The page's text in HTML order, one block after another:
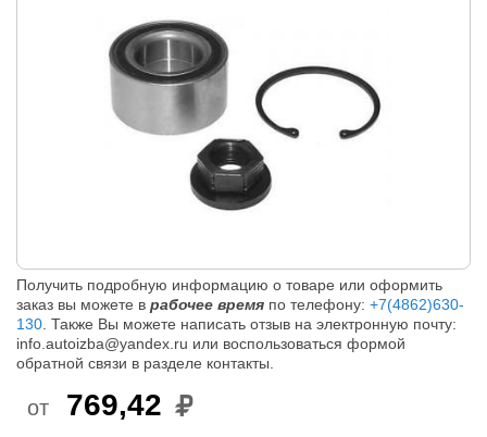
Получить подробную информацию о товаре или оформить
заказ вы можете в рабочее время по телефону: +7(4862)630-
130 . Также Вы можете написать отзыв на электронную почту:
info.autoizba@yandex.ru или воспользоваться формой
обратной связи в разделе контакты.
от 769,42